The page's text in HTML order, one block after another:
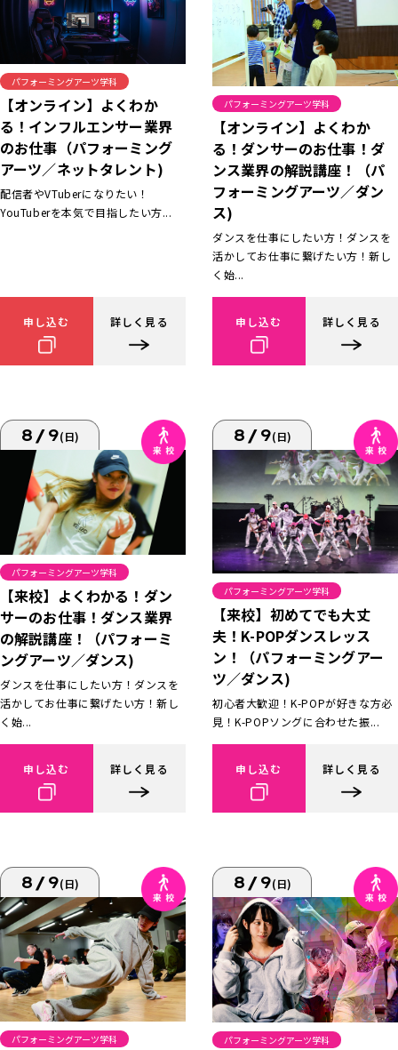
パフォーミングアーツ学科
【オンライン】よくわか
る！インフルエンサー業界
のお仕事（パフォーミング
アーツ／ネットタレント)
配信者やVTuberになりたい！
YouTuberを本気で目指したい方...
申し込む 詳しく見る
パフォーミングアーツ学科
【オンライン】よくわか
る！ダンサーのお仕事！ダ
ンス業界の解説講座！（パ
フォーミングアーツ／ダン
ス)
ダンスを仕事にしたい方！ダンスを
活かしてお仕事に繋げたい方！新し
く始...
申し込む 詳しく見る
8/9(日)
パフォーミングアーツ学科
【来校】よくわかる！ダン
サーのお仕事！ダンス業界
の解説講座！（パフォーミ
ングアーツ／ダンス)
ダンスを仕事にしたい方！ダンスを
活かしてお仕事に繋げたい方！新し
く始...
申し込む 詳しく見る
8/9(日)
パフォーミングアーツ学科
【来校】初めてでも大丈
夫！K-POPダンスレッス
ン！（パフォーミングアー
ツ／ダンス)
初心者大歓迎！K-POPが好きな方必
見！K-POPソングに合わせた振...
申し込む 詳しく見る
8/9(日)
パフォーミングアーツ学科
8/9(日)
パフォーミングアーツ学科